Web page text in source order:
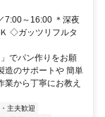
7:00～16:00 ＊深夜
◇ガッツリフルタ
でパン作りをお願
造のサポートや 簡単
から丁寧にお教え
主夫歓迎